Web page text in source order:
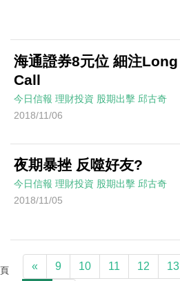
海通證券8元位 細注Long
Call
今日信報 理財投資 股期出擊 邱古奇
2018/11/06
夜期暴挫 反噬好友?
今日信報 理財投資 股期出擊 邱古奇
2018/11/05
頁
« 9 10 11 12 13